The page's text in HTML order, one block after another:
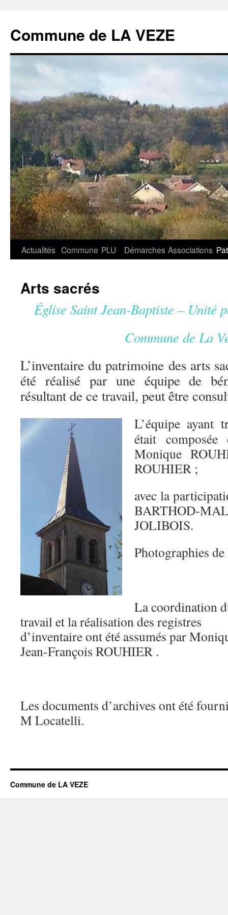
Commune de LA VEZE
Aller
contenu
Actualités Commune PLU Démarches Associations
Arts sacrés
Église Saint Jean-Baptiste – Unité
Commune de La
L’inventaire du patrimoine des arts
été réalisé par une équipe de
résultant de ce travail, peut être
L’équipe ayant
était
Monique
ROUHIER ;
avec la
BARTHOD-
JOLIBOIS.
Photographies
La coordination
travail et la réalisation des registres
d’inventaire ont été assumés par
Jean-François ROUHIER .
Les documents d’archives ont été
M Locatelli.
Commune de LA VEZE